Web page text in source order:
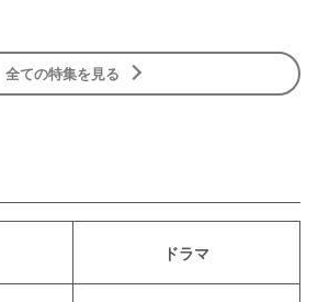
全ての特集を見る
ドラマ